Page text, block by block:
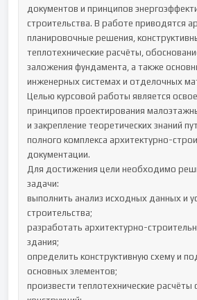
документов и принципов
строительства. В работе приводятся
планировочные решения,
теплотехнические расчёты,
заложения фундамента, а также
инженерных системах и отделочных
Целью курсовой работы является
принципов проектирования
и закрепление теоретических знаний
полного комплекса архитектурно-
документации.
Для достижения цели необходимо
задачи:
выполнить анализ исходных данных и
строительства;
разработать архитектурно-
здания;
определить конструктивную схему и
основных элементов;
произвести теплотехнические